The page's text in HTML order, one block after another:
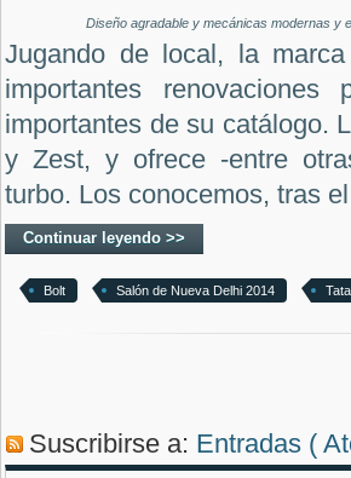
Diseño agradable y mecánicas modernas y
Jugando de local, la
importantes
importantes de su catálogo.
y Zest, y ofrece -entre
turbo. Los conocemos, tras
Continuar leyendo >>
Bolt Salón de Nueva Delhi 2014 Tata
Suscribirse a: Entradas (